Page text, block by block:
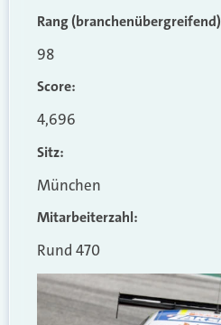
Rang (branchenübergreifend)
98
Score:
4,696
Sitz:
München
Mitarbeiterzahl:
Rund 470